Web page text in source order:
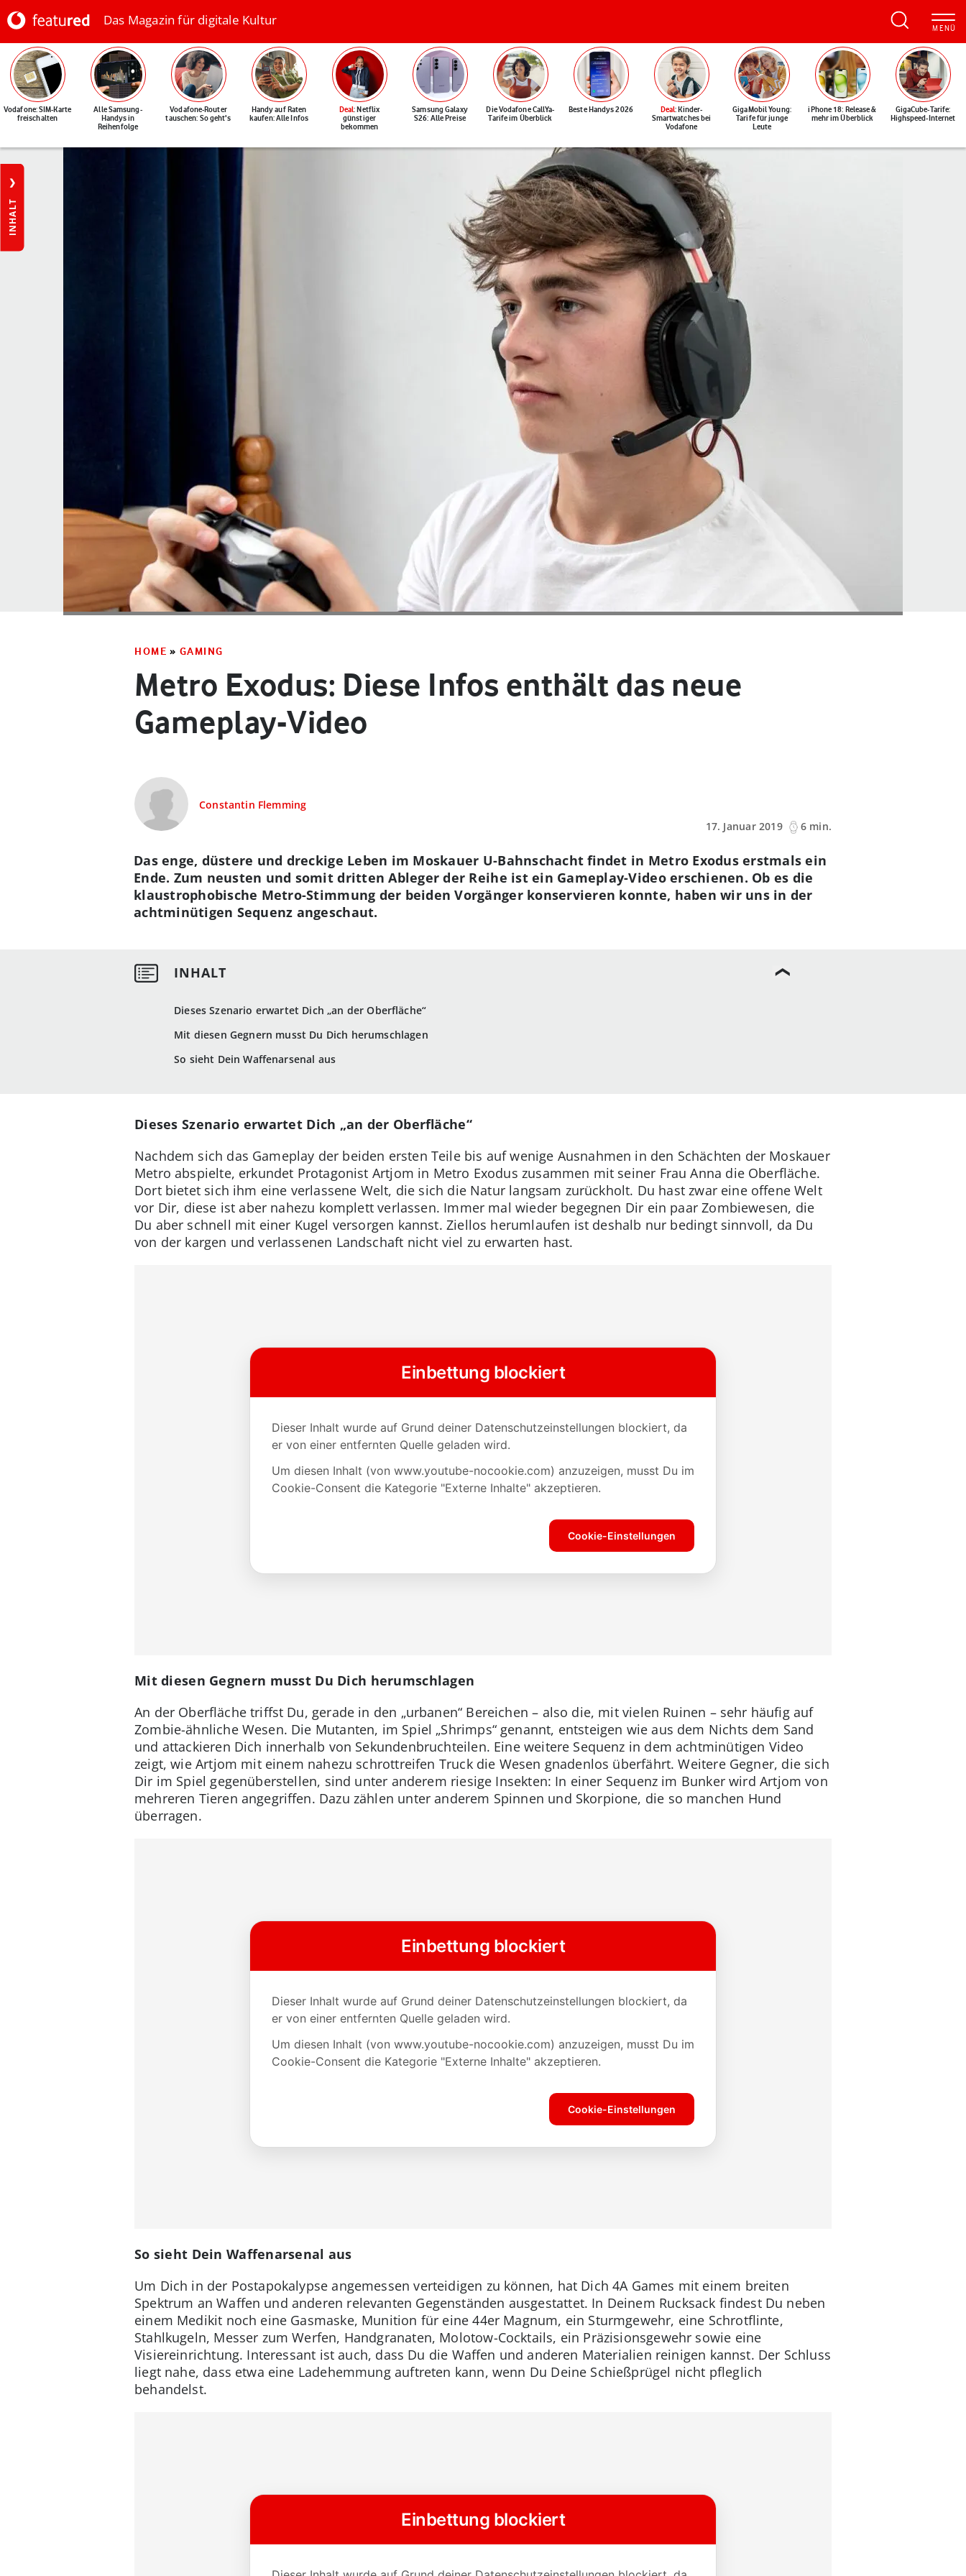
Das Magazin für digitale Kultur
Vodafone: SIM-Karte
freischalten
Alle Samsung-
Handys in
Reihenfolge
Vodafone-Router
tauschen: So geht's
Handy auf Raten
kaufen: Alle Infos
Deal: Netflix
günstiger
bekommen
Samsung Galaxy
S26: Alle Preise
Die Vodafone CallYa-
Tarife im Überblick
Beste Handys 2026 Deal: Kinder-
Smartwatches bei
Vodafone
GigaMobil Young:
Tarife für junge
Leute
iPhone 18: Release &
mehr im Überblick
GigaCube-Tarife:
Highspeed-Internet
INHALT
HOME » GAMING
Metro Exodus: Diese Infos enthält das neue
Gameplay-Video
Constantin Flemming
17. Januar 2019
6 min.
Dieses Szenario erwartet Dich „an der Oberfläche“
Mit diesen Gegnern musst Du Dich herumschlagen
So sieht Dein Waffenarsenal aus
Das enge, düstere und dreckige Leben im Moskauer U-Bahnschacht findet in Metro Exodus erstmals ein
Ende. Zum neusten und somit dritten Ableger der Reihe ist ein Gameplay-Video erschienen. Ob es die
klaustrophobische Metro-Stimmung der beiden Vorgänger konservieren konnte, haben wir uns in der
achtminütigen Sequenz angeschaut.
Dieses Szenario erwartet Dich „an der Oberfläche“
Nachdem sich das Gameplay der beiden ersten Teile bis auf wenige Ausnahmen in den Schächten der Moskauer
Metro abspielte, erkundet Protagonist Artjom in Metro Exodus zusammen mit seiner Frau Anna die Oberfläche.
Dort bietet sich ihm eine verlassene Welt, die sich die Natur langsam zurückholt. Du hast zwar eine offene Welt
vor Dir, diese ist aber nahezu komplett verlassen. Immer mal wieder begegnen Dir ein paar Zombiewesen, die
Du aber schnell mit einer Kugel versorgen kannst. Ziellos herumlaufen ist deshalb nur bedingt sinnvoll, da Du
von der kargen und verlassenen Landschaft nicht viel zu erwarten hast.
Mit diesen Gegnern musst Du Dich herumschlagen
An der Oberfläche triffst Du, gerade in den „urbanen“ Bereichen – also die, mit vielen Ruinen – sehr häufig auf
Zombie-ähnliche Wesen. Die Mutanten, im Spiel „Shrimps“ genannt, entsteigen wie aus dem Nichts dem Sand
und attackieren Dich innerhalb von Sekundenbruchteilen. Eine weitere Sequenz in dem achtminütigen Video
zeigt, wie Artjom mit einem nahezu schrottreifen Truck die Wesen gnadenlos überfährt. Weitere Gegner, die sich
Dir im Spiel gegenüberstellen, sind unter anderem riesige Insekten: In einer Sequenz im Bunker wird Artjom von
mehreren Tieren angegriffen. Dazu zählen unter anderem Spinnen und Skorpione, die so manchen Hund
überragen.
So sieht Dein Waffenarsenal aus
Um Dich in der Postapokalypse angemessen verteidigen zu können, hat Dich 4A Games mit einem breiten
Spektrum an Waffen und anderen relevanten Gegenständen ausgestattet. In Deinem Rucksack findest Du neben
einem Medikit noch eine Gasmaske, Munition für eine 44er Magnum, ein Sturmgewehr, eine Schrotflinte,
Stahlkugeln, Messer zum Werfen, Handgranaten, Molotow-Cocktails, ein Präzisionsgewehr sowie eine
Visiereinrichtung. Interessant ist auch, dass Du die Waffen und anderen Materialien reinigen kannst. Der Schluss
liegt nahe, dass etwa eine Ladehemmung auftreten kann, wenn Du Deine Schießprügel nicht pfleglich
behandelst.